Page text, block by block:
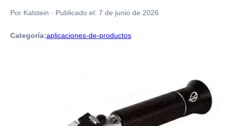
Por Kalstein · Publicado el: 7 de junio de 2026
Categoría:aplicaciones-de-productos